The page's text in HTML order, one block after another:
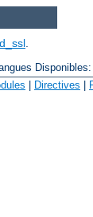
Disponibles:
Directives